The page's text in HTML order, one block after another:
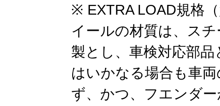
※ EXTRA LOAD規格
イールの材質は、ス
製とし、車検対応部
はいかなる場合も車
ず、かつ、フエンダ